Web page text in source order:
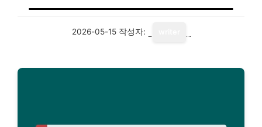
2026-05-15 작성자: